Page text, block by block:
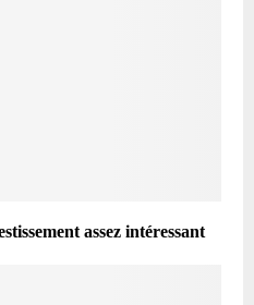
assez intéressant